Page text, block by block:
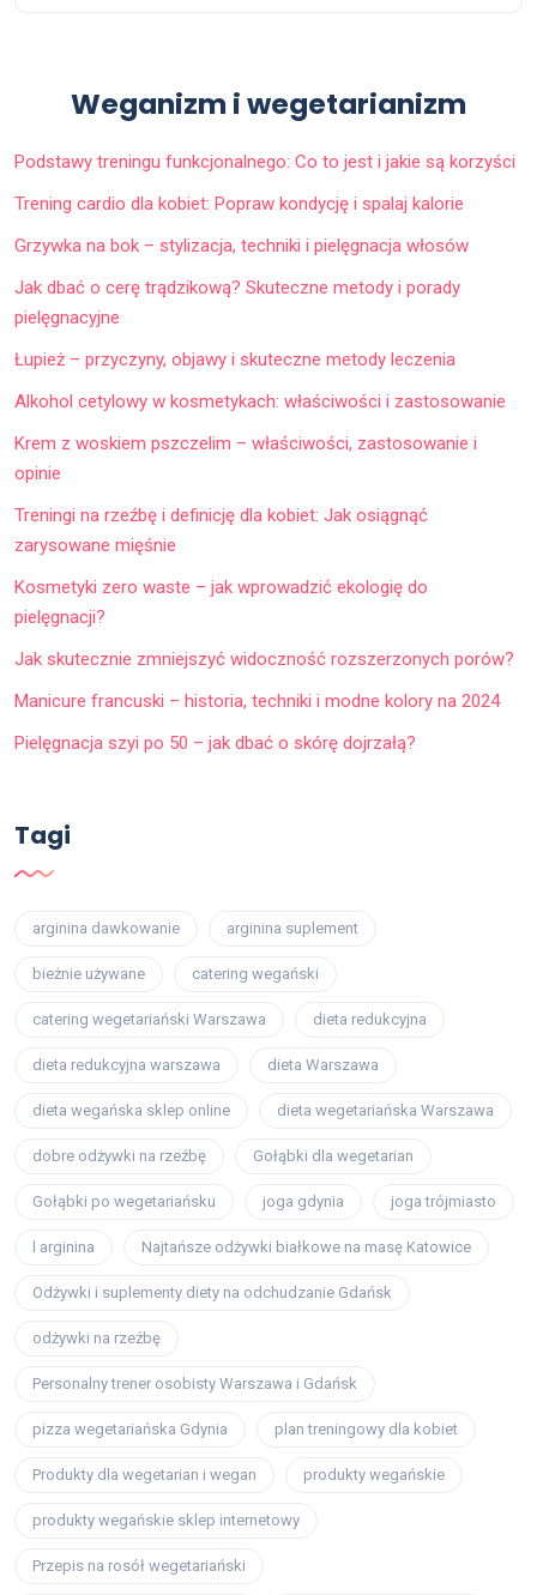
Weganizm i wegetarianizm
Podstawy treningu funkcjonalnego: Co to jest i jakie są korzyści
Trening cardio dla kobiet: Popraw kondycję i spalaj kalorie
Grzywka na bok – stylizacja, techniki i pielęgnacja włosów
Jak dbać o cerę trądzikową? Skuteczne metody i porady
pielęgnacyjne
Łupież – przyczyny, objawy i skuteczne metody leczenia
Alkohol cetylowy w kosmetykach: właściwości i zastosowanie
Krem z woskiem pszczelim – właściwości, zastosowanie i
opinie
Treningi na rzeźbę i definicję dla kobiet: Jak osiągnąć
zarysowane mięśnie
Kosmetyki zero waste – jak wprowadzić ekologię do
pielęgnacji?
Jak skutecznie zmniejszyć widoczność rozszerzonych porów?
Manicure francuski – historia, techniki i modne kolory na 2024
Pielęgnacja szyi po 50 – jak dbać o skórę dojrzałą?
Tagi
arginina dawkowanie arginina suplement
bieżnie używane catering wegański
catering wegetariański Warszawa dieta redukcyjna
dieta redukcyjna warszawa dieta Warszawa
dieta wegańska sklep online dieta wegetariańska Warszawa
dobre odżywki na rzeźbę Gołąbki dla wegetarian
Gołąbki po wegetariańsku joga gdynia joga trójmiasto
l arginina Najtańsze odżywki białkowe na masę Katowice
Odżywki i suplementy diety na odchudzanie Gdańsk
odżywki na rzeźbę
Personalny trener osobisty Warszawa i Gdańsk
pizza wegetariańska Gdynia plan treningowy dla kobiet
Produkty dla wegetarian i wegan produkty wegańskie
produkty wegańskie sklep internetowy
Przepis na rosół wegetariański